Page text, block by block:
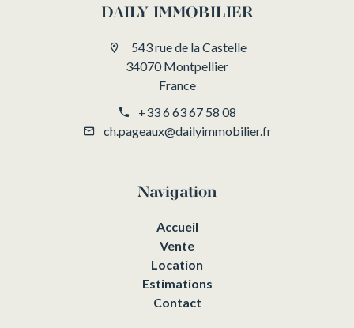
DAILY IMMOBILIER
543 rue de la Castelle
34070 Montpellier
France
+33 6 63 67 58 08
ch.pageaux@dailyimmobilier.fr
Navigation
Accueil
Vente
Location
Estimations
Contact